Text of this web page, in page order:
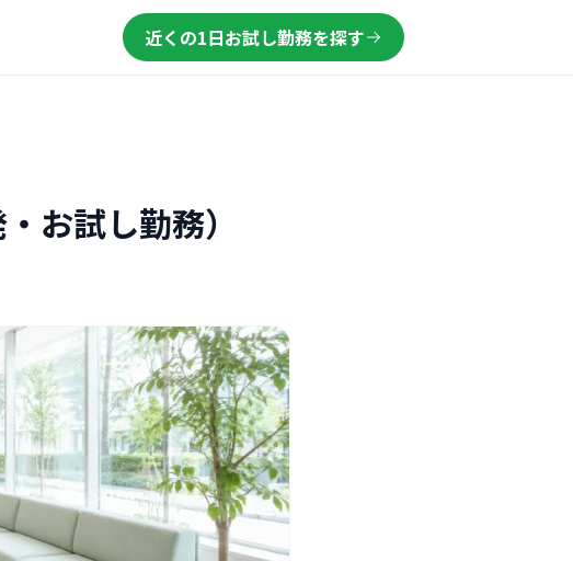
近くの1日お試し勤務を探す
お試し勤務）